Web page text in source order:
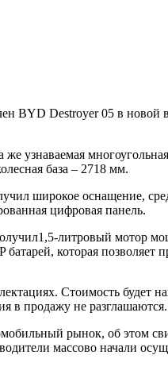
BYD Destroyer 05 в новой
узнаваемая
база – 2718 мм.
широкое оснащение,
цифровая панель.
литровый мотор
которая позволяет
Стоимость будет
в продажу не разглашаются.
рынок, об этом
массово начали